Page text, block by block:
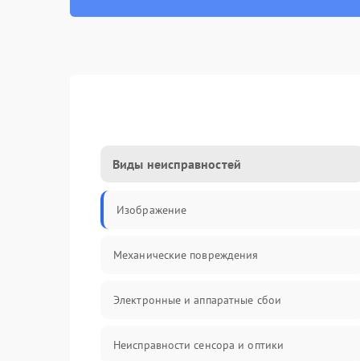
Виды неисправностей
Изображение
Механические повреждения
Электронные и аппаратные сбои
Неисправности сенсора и оптики